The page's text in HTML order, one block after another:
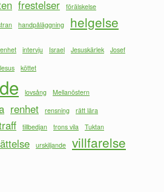
frestelser förälskelse
handpåläggning helgelse
intervju Israel Jesuskärlek
Josef
köttet
lovsång Mellanöstern
renhet rensning
rätt lära
tillbedjan trons vila
Tuktan
urskiljande villfarelse